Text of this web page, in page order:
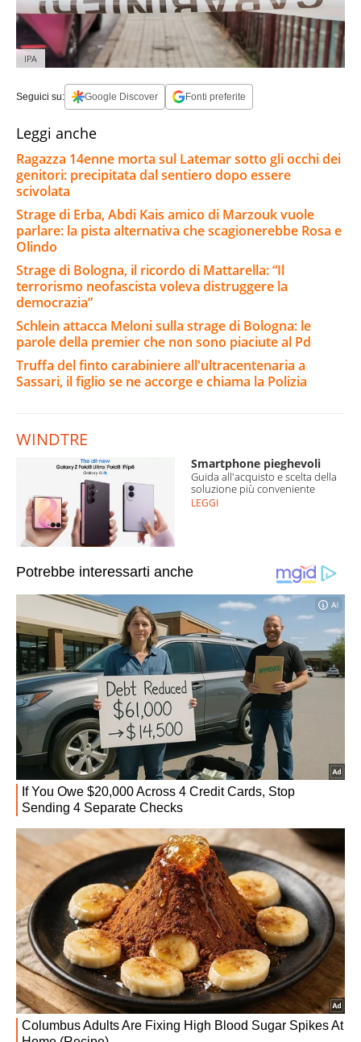
IPA
Seguici su: Google Discover Fonti preferite
Leggi anche
Ragazza 14enne morta sul Latemar sotto gli occhi dei
genitori: precipitata dal sentiero dopo essere
scivolata
Strage di Erba, Abdi Kais amico di Marzouk vuole
parlare: la pista alternativa che scagionerebbe Rosa e
Olindo
Strage di Bologna, il ricordo di Mattarella: “Il
terrorismo neofascista voleva distruggere la
democrazia”
Schlein attacca Meloni sulla strage di Bologna: le
parole della premier che non sono piaciute al Pd
Truffa del finto carabiniere all'ultracentenaria a
Sassari, il figlio se ne accorge e chiama la Polizia
WINDTRE
Smartphone pieghevoli
Guida all'acquisto e scelta della
soluzione più conveniente
LEGGI